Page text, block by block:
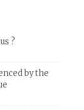
?
by the